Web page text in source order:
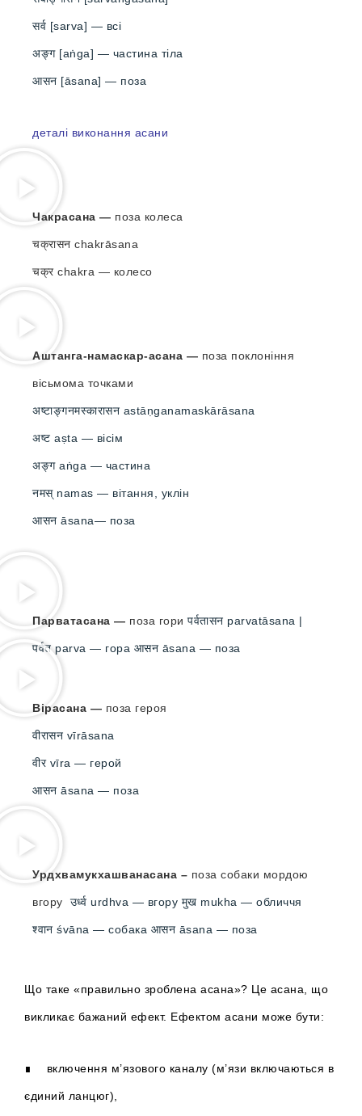
सर्व [sarva] — всі
अङ्ग [aṅga] — частина тіла
आसन [āsana] — поза
деталі виконання асани
Чакрасана — поза колеса
चक्रासन chakrāsana
चक्र chakra — колесо
Аштанга-намаскар-асана — поза поклоніння
вісьмома точками
अष्टाङ्गनमस्कारासन astāṇganamaskārāsana
अष्ट aṣta — вісім
अङ्ग aṅga — частина
नमस् namas — вітання, уклін
आसन āsana— поза
Парватасана — поза гори पर्वतासन parvatāsana |
पर्वत parva — гора आसन āsana — поза
Вірасана — поза героя
वीरासन vīrāsana
वीर vīra — герой
आसन āsana — поза
Урдхвамукхашванасана – поза собаки мордою
вгору उर्ध्व urdhva — вгору मुख mukha — обличчя
श्वान śvāna — собака आसन āsana — поза
Що таке «правильно зроблена асана»? Це асана, що
викликає бажаний ефект. Ефектом асани може бути:
∎ включення м’язового каналу (м’язи включаються в
єдиний ланцюг),